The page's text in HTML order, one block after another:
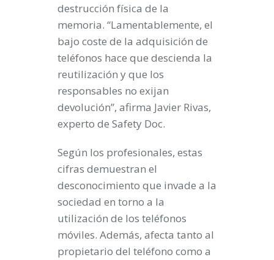
destrucción física de la
memoria. “Lamentablemente, el
bajo coste de la adquisición de
teléfonos hace que descienda la
reutilización y que los
responsables no exijan
devolución”, afirma Javier Rivas,
experto de Safety Doc.
Según los profesionales, estas
cifras demuestran el
desconocimiento que invade a la
sociedad en torno a la
utilización de los teléfonos
móviles. Además, afecta tanto al
propietario del teléfono como a